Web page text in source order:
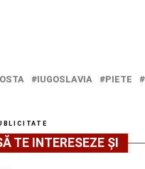
IUGOSLAVIA PIETE
TE INTERESEZE ȘI